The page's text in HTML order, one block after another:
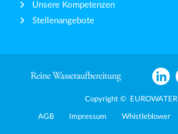
Unsere Kompetenzen
Stellenangebote
Copyright © EUROWATER
AGB Impressum Whistleblower